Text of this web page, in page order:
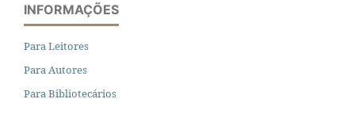
INFORMAÇÕES
Para Leitores
Para Autores
Para Bibliotecários